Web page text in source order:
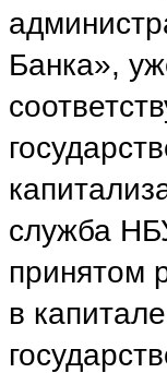
Банка»,
служба
принятом
в